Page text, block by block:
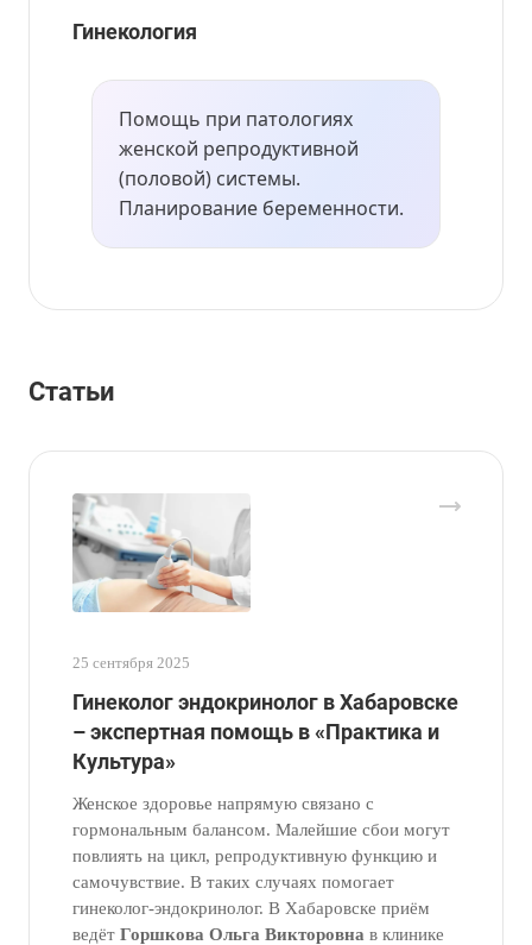
Гинекология
Помощь при патологиях
женской репродуктивной
(половой) системы.
Планирование беременности.
Статьи
25 сентября 2025
Гинеколог эндокринолог в Хабаровске
– экспертная помощь в «Практика и
Культура»
Женское здоровье напрямую связано с
гормональным балансом. Малейшие сбои могут
повлиять на цикл, репродуктивную функцию и
самочувствие. В таких случаях помогает
гинеколог-эндокринолог. В Хабаровске приём
ведёт Горшкова Ольга Викторовна в клинике